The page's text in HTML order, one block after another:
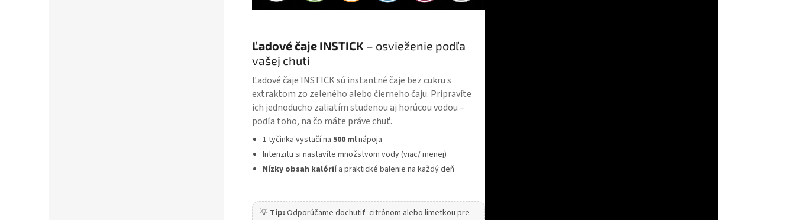
a
Ľadové čaje INSTICK – osvieženie podľa
vašej chuti
Ľadové čaje INSTICK sú instantné čaje bez cukru s
extraktom zo zeleného alebo čierneho čaju. Pripravíte
ich jednoducho zaliatím studenou aj horúcou vodou –
podľa toho, na čo máte práve chuť.
1 tyčinka vystačí na 500 mlnápoja
Intenzitu si nastavíte množstvom vody (viac/ menej)
Nízky obsah kalóriía praktické balenie na každý deň
💡 Tip: Odporúčame dochutiť citrónom alebo limetkou pre